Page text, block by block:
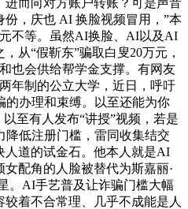
，庆也 AI 换脸视频冒用，”本
不等。虽然AI换脸、AI以及AI
从“假靳东”骗取白叟20万元，
也会供给帮学金支撑。有网友
年制的公立大学，近日，呼吁
办理和束缚。以至还能为你
至有人发布“讲授”视频，若是
低注册门槛，雷同收集结交
人道的试金石。他本人就是AI
配角的人脸被替代为斯嘉丽·
。AI手艺普及让诈骗门槛大幅
着不合常理、几乎不成能是人